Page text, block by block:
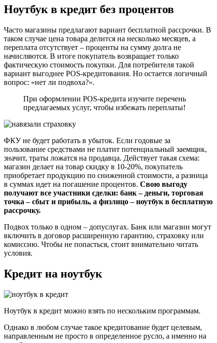
Ноутбук в кредит без процентов
Часто магазины предлагают вариант бесплатной рассрочки. В
таком случае цена товара делится на несколько месяцев, а
переплата отсутствует – проценты на сумму долга не
начисляются. В итоге покупатель возвращает только
фактическую стоимость покупки. Для потребителя такой
вариант выгоднее POS-кредитования. Но остается логичный
вопрос: «нет ли подвоха?».
При оформлении POS-кредита изучите перечень
предлагаемых услуг, чтобы избежать переплаты!
ФКУ не будет работать в убыток. Если годовые за
пользование средствами не платит потенциальный заемщик,
значит, траты ложатся на продавца. Действует такая схема:
магазин делает на товар скидку в 10-20%, покупатель
приобретает продукцию по сниженной стоимости, а разница
в суммах идет на погашение процентов. Свою выгоду
получают все участники сделки: банк – деньги, торговая
точка – сбыт и прибыль, а физлицо – ноутбук в бесплатную
рассрочку.
Подвох только в одном – допуслугах. Банк или магазин могут
включить в договор расширенную гарантию, страховку или
комиссию. Чтобы не попасться, стоит внимательно читать
условия.
Кредит на ноутбук
Ноутбук в кредит можно взять по нескольким программам.
Однако в любом случае такое кредитование будет целевым,
направленным не просто в определенное русло, а именно на